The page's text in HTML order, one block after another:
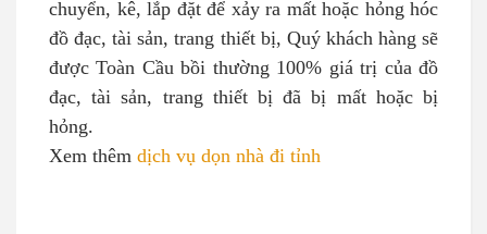
chuyển, kê, lắp đặt để xảy ra mất hoặc hỏng hóc
đồ đạc, tài sản, trang thiết bị, Quý khách hàng sẽ
được Toàn Cầu bồi thường 100% giá trị của đồ
đạc, tài sản, trang thiết bị đã bị mất hoặc bị
hỏng.
Xem thêm dịch vụ dọn nhà đi tỉnh